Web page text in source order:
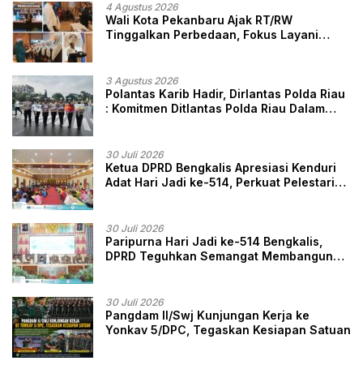
4 Agustus 2026
Wali Kota Pekanbaru Ajak RT/RW
Tinggalkan Perbedaan, Fokus Layani
3 Agustus 2026
Polantas Karib Hadir, Dirlantas Polda Riau
: Komitmen Ditlantas Polda Riau Dalam
30 Juli 2026
Ketua DPRD Bengkalis Apresiasi Kenduri
Adat Hari Jadi ke-514, Perkuat Pelestarian
30 Juli 2026
Paripurna Hari Jadi ke-514 Bengkalis,
DPRD Teguhkan Semangat Membangun
30 Juli 2026
Pangdam II/Swj Kunjungan Kerja ke
Yonkav 5/DPC, Tegaskan Kesiapan Satuan